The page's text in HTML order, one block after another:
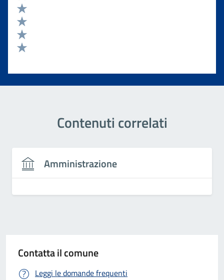
Valuta 5 stelle su 5
Valuta 4 stelle su 5
Valuta 3 stelle su 5
Valuta 2 stelle su 5
Contenuti correlati
Amministrazione
Contatta il comune
Leggi le domande frequenti